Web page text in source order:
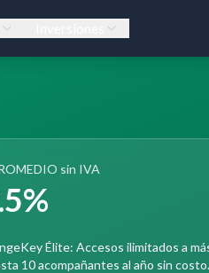
sin IVA
Élite: Accesos ilimitados a
10 acompañantes al año sin costo.